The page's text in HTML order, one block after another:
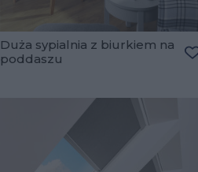
Duża sypialnia z biurkiem na
poddaszu